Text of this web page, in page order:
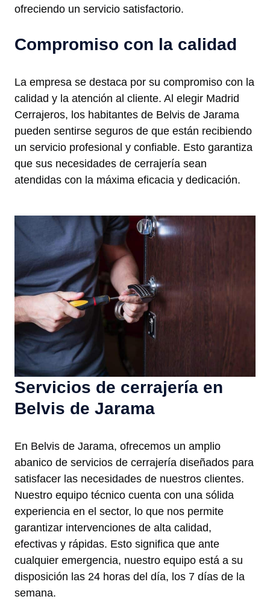
ofreciendo un servicio satisfactorio.
Compromiso con la calidad
La empresa se destaca por su compromiso con la
calidad y la atención al cliente. Al elegir Madrid
Cerrajeros, los habitantes de Belvis de Jarama
pueden sentirse seguros de que están recibiendo
un servicio profesional y confiable. Esto garantiza
que sus necesidades de cerrajería sean
atendidas con la máxima eficacia y dedicación.
Servicios de cerrajería en
Belvis de Jarama
En Belvis de Jarama, ofrecemos un amplio
abanico de servicios de cerrajería diseñados para
satisfacer las necesidades de nuestros clientes.
Nuestro equipo técnico cuenta con una sólida
experiencia en el sector, lo que nos permite
garantizar intervenciones de alta calidad,
efectivas y rápidas. Esto significa que ante
cualquier emergencia, nuestro equipo está a su
disposición las 24 horas del día, los 7 días de la
semana.